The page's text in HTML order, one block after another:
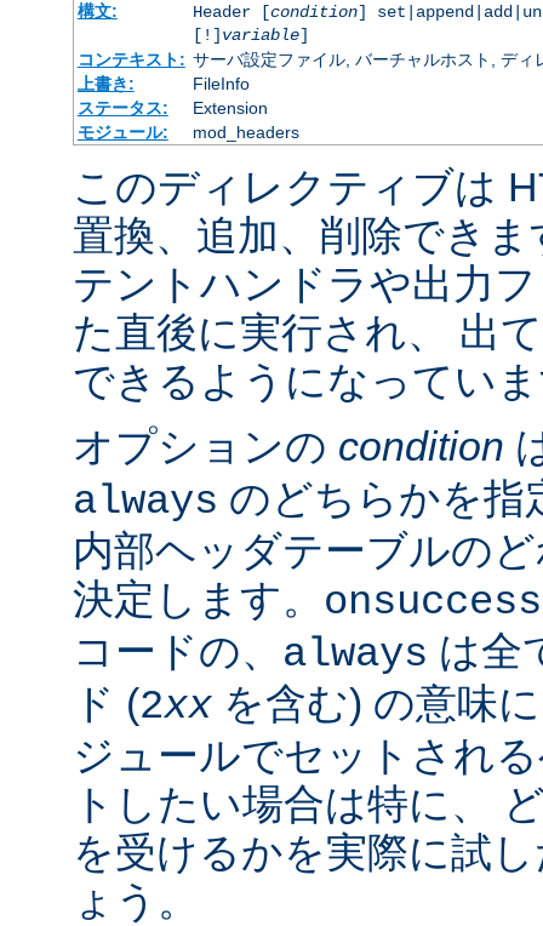
構文:
Header [condition]
[!] variable]
コンテキスト: サーバ設定ファイル, バーチャルホスト, ディ
上書き:
FileInfo
ステータス:
Extension
モジュール:
mod_headers
このディレクティブは
置換、追加、削除でき
テントハンドラや出力
た直後に実行され、 出
できるようになってい
オプションの condition
always のどちらかを指
内部ヘッダテーブルの
決定します。 onsuccess
コードの、 always は全
ド (2xx を含む) の意味
ジュールでセットされ
トしたい場合は特に、
を受けるかを実際に試
ょう。